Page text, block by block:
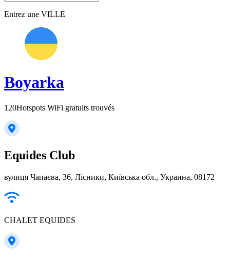
Entrez une VILLE
Boyarka
120Hotspots WiFi gratuits trouvés
Equides Club
вулиця Чапаєва, 36, Лісники, Київська обл., Украина, 08172
CHALET EQUIDES